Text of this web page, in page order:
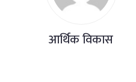
आर्थिक विकास